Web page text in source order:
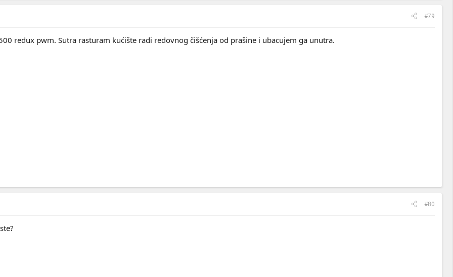
#79
redux pwm. Sutra rasturam kućište radi redovnog čišćenja od prašine i ubacujem ga unutra.
#80